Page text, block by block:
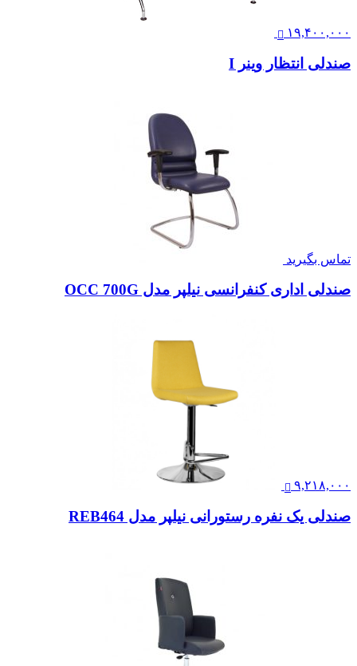
۱۹,۴۰۰,۰۰۰
صندلی انتظار وینر I
تماس بگیرید
صندلی اداری کنفرانسی نیلپر مدل OCC 700G
۹,۲۱۸,۰۰۰
صندلی یک نفره رستورانی نیلپر مدل REB464